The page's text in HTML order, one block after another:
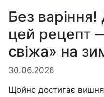
Без
цей рецепт
свіжа» на
30.06.2026
Щойно достигає